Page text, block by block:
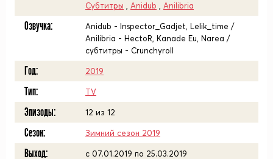
Субтитры
Anidub Anilibria
Озвучка:
Anidub - Inspector_Gadjet, Lelik_time /
Anilibria - HectoR, Kanade Eu, Narea /
субтитры - Crunchyroll
Год: 2019
Тип: TV
Эпизоды: 12 из 12
Сезон: Зимний сезон 2019
Выход: c 07.01.2019 по 25.03.2019